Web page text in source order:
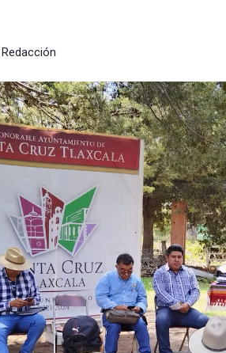
Redacción